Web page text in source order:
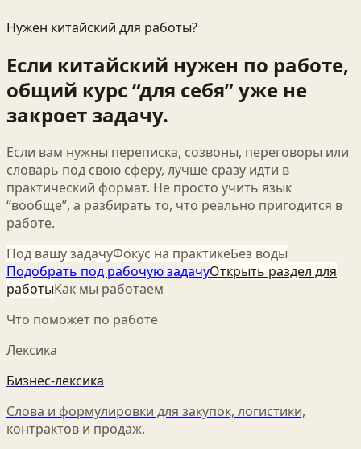
Нужен китайский для работы?
Если китайский нужен по работе,
общий курс “для себя” уже не
закроет задачу.
Если вам нужны переписка, созвоны, переговоры или
словарь под свою сферу, лучше сразу идти в
практический формат. Не просто учить язык
“вообще”, а разбирать то, что реально пригодится в
работе.
Под вашу задачуФокус на практикеБез воды
Подобрать под рабочую задачуОткрыть раздел для
работыКак мы работаем
Что поможет по работе
Лексика
Бизнес-лексика
Слова и формулировки для закупок, логистики,
контрактов и продаж.